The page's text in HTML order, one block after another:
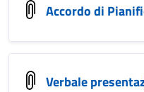
Accordo di
Verbale